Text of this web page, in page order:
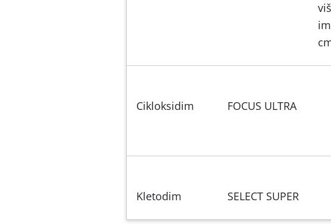
Cikloksidim FOCUS ULTRA
Kletodim SELECT SUPER